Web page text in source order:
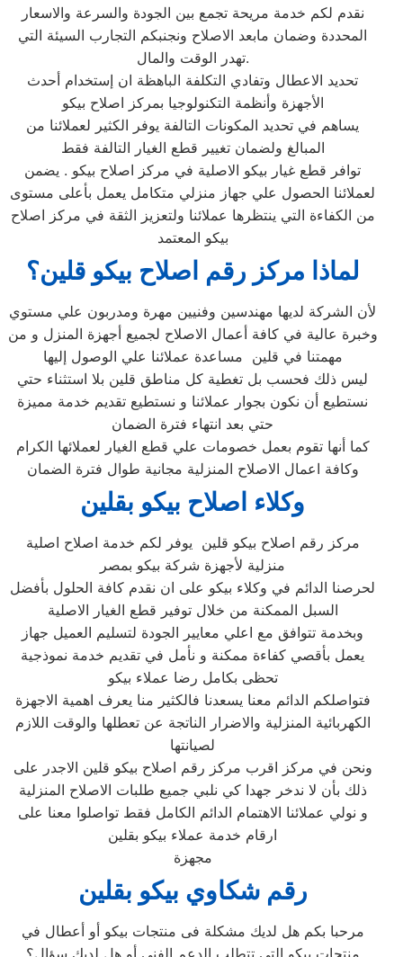
نقدم لكم خدمة مريحة تجمع بين الجودة والسرعة والاسعار
المحددة وضمان مابعد الاصلاح ونجنبكم التجارب السيئة التي
تهدر الوقت والمال.
تحديد الاعطال وتفادي التكلفة الباهظة ان إستخدام أحدث
الأجهزة وأنظمة التكنولوجيا بمركز اصلاح بيكو
يساهم في تحديد المكونات التالفة يوفر الكثير لعملائنا من
المبالغ ولضمان تغيير قطع الغيار التالفة فقط
توافر قطع غيار بيكو الاصلية في مركز اصلاح بيكو . يضمن
لعملائنا الحصول علي جهاز منزلي متكامل يعمل بأعلى مستوى
من الكفاءة التي ينتظرها عملائنا ولتعزيز الثقة في مركز اصلاح
بيكو المعتمد
لماذا مركز رقم اصلاح بيكو قلين؟
لأن الشركة لديها مهندسين وفنيين مهرة ومدربون علي مستوي
وخبرة عالية في كافة أعمال الاصلاح لجميع أجهزة المنزل و من
مهمتنا في قلين مساعدة عملائنا علي الوصول إليها
ليس ذلك فحسب بل تغطية كل مناطق قلين بلا استثناء حتي
نستطيع أن نكون بجوار عملائنا و نستطيع تقديم خدمة مميزة
حتي بعد انتهاء فترة الضمان
كما أنها تقوم بعمل خصومات علي قطع الغيار لعملائها الكرام
وكافة اعمال الاصلاح المنزلية مجانية طوال فترة الضمان
وكلاء اصلاح بيكو بقلين
مركز رقم اصلاح بيكو قلين يوفر لكم خدمة اصلاح اصلية
منزلية لأجهزة شركة بيكو بمصر
لحرصنا الدائم في وكلاء بيكو على ان نقدم كافة الحلول بأفضل
السبل الممكنة من خلال توفير قطع الغيار الاصلية
وبخدمة تتوافق مع اعلي معايير الجودة لتسليم العميل جهاز
يعمل بأقصي كفاءة ممكنة و نأمل في تقديم خدمة نموذجية
تحظى بكامل رضا عملاء بيكو
فتواصلكم الدائم معنا يسعدنا فالكثير منا يعرف اهمية الاجهزة
الكهربائية المنزلية والاضرار الناتجة عن تعطلها والوقت اللازم
لصيانتها
ونحن في مركز اقرب مركز رقم اصلاح بيكو قلين الاجدر على
ذلك بأن لا ندخر جهدا كي نلبي جميع طلبات الاصلاح المنزلية
و نولي عملائنا الاهتمام الدائم الكامل فقط تواصلوا معنا على
ارقام خدمة عملاء بيكو بقلين
مجهزة
رقم شكاوي بيكو بقلين
مرحبا بكم هل لديك مشكلة فى منتجات بيكو أو أعطال في
منتجات بيكو التى تتطلب الدعم الفنى أو هل لديك سؤال؟